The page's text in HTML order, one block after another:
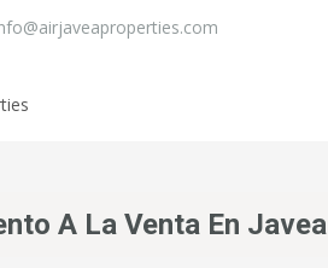
A La Venta En Javea